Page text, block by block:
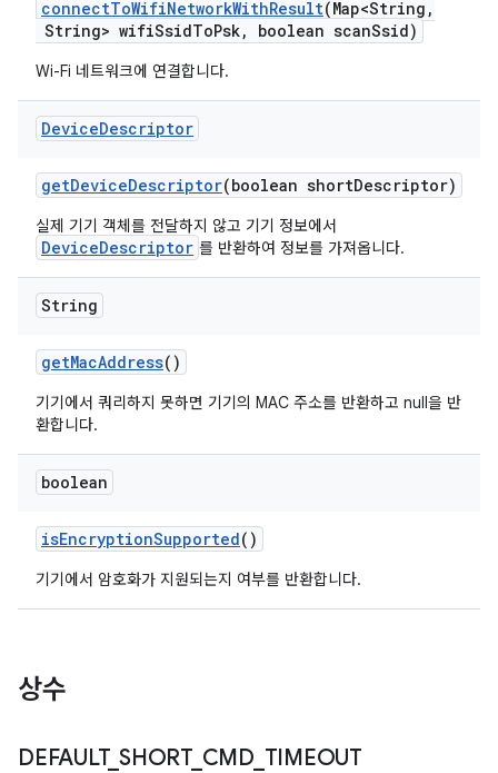
connectToWifiNetworkWithResult(Map<String ,
String> wifiSsidToPsk, boolean scanSsid)
Wi-Fi 네트워크에 연결합니다.
DeviceDescriptor
getDeviceDescriptor(boolean shortDescriptor)
실제 기기 객체를 전달하지 않고 기기 정보에서
DeviceDescriptor 를 반환하여 정보를 가져옵니다.
String
getMacAddress()
기기에서 쿼리하지 못하면 기기의 MAC 주소를 반환하고 null을 반
환합니다.
boolean
isEncryptionSupported()
기기에서 암호화가 지원되는지 여부를 반환합니다.
상수
DEFAULT_ SHORT_ CMD_ TIMEOUT